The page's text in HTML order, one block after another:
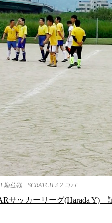
順位戦 SCRATCH 3-2 コパ
サッカーリーグ(Harada Y)